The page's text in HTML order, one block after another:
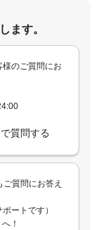
ます。
のご質問にお
質問する
質問にお答え
ートです）
！